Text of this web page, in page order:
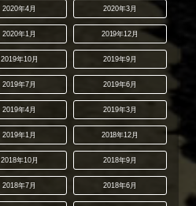
2020年4月 2020年3月
2020年1月 2019年12月
2019年10月 2019年9月
2019年7月 2019年6月
2019年4月 2019年3月
2019年1月 2018年12月
2018年10月 2018年9月
2018年7月 2018年6月